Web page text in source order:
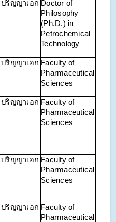
ปริญญาเอก Doctor of
Philosophy
(Ph.D.) in
Petrochemical
Technology
ปริญญาเอก Faculty of
Pharmaceutical
Sciences
ปริญญาเอก Faculty of
Pharmaceutical
Sciences
ปริญญาเอก Faculty of
Pharmaceutical
Sciences
ปริญญาเอก Faculty of
Pharmaceutical